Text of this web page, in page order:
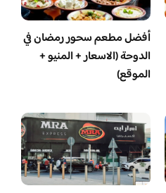
أفضل مطعم سحور رمضان في
الدوحة (الاسعار + المنيو +
الموقع)